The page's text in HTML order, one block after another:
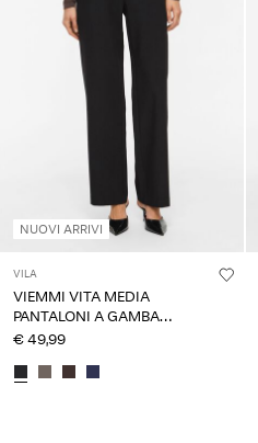
NUOVI ARRIVI
VILA
VIEMMI VITA MEDIA
PANTALONI A GAMBA
DRITTA
€ 49,99